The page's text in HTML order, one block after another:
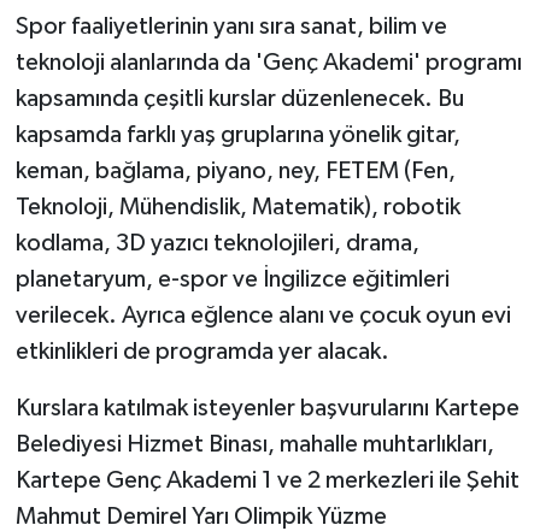
Spor faaliyetlerinin yanı sıra sanat, bilim ve
teknoloji alanlarında da 'Genç Akademi' programı
kapsamında çeşitli kurslar düzenlenecek. Bu
kapsamda farklı yaş gruplarına yönelik gitar,
keman, bağlama, piyano, ney, FETEM (Fen,
Teknoloji, Mühendislik, Matematik), robotik
kodlama, 3D yazıcı teknolojileri, drama,
planetaryum, e-spor ve İngilizce eğitimleri
verilecek. Ayrıca eğlence alanı ve çocuk oyun evi
etkinlikleri de programda yer alacak.
Kurslara katılmak isteyenler başvurularını Kartepe
Belediyesi Hizmet Binası, mahalle muhtarlıkları,
Kartepe Genç Akademi 1 ve 2 merkezleri ile Şehit
Mahmut Demirel Yarı Olimpik Yüzme